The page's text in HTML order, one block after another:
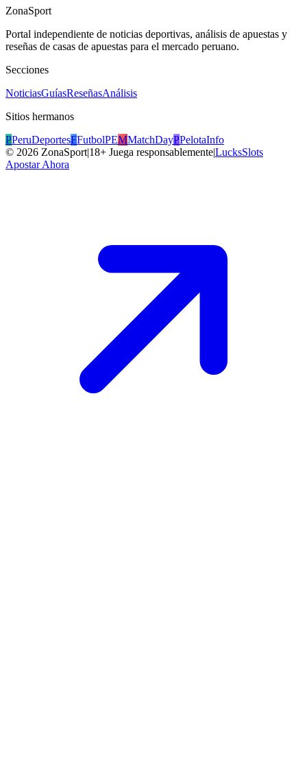
ZonaSport
Portal independiente de noticias deportivas, análisis de apuestas y
reseñas de casas de apuestas para el mercado peruano.
Secciones
NoticiasGuíasReseñasAnálisis
Sitios hermanos
PPeruDeportesFFutbolPEMMatchDayPPelotaInfo
© 2026 ZonaSport|18+ Juega responsablemente|LucksSlots
Apostar Ahora